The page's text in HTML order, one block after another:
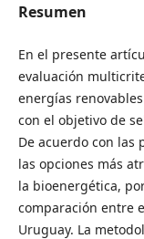
Resumen
En el presente
evaluación
energías
con el objetivo de
De acuerdo con
las opciones más
la bioenergética,
comparación entre
Uruguay. La